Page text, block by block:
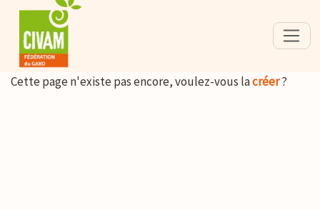
Cette page n'existe pas encore, voulez-vous lacréer?